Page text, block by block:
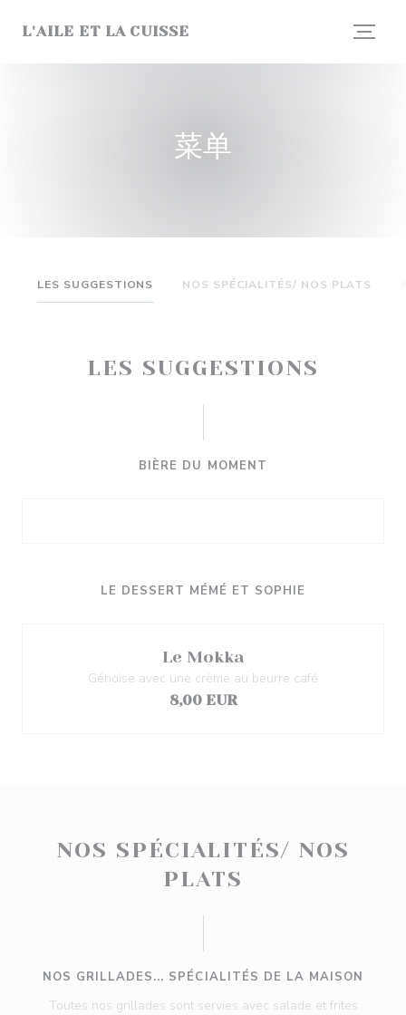
L'AILE ET LA CUISSE
菜单
LES SUGGESTIONS NOS SPÉCIALITÉS/ NOS PLATS
LES SUGGESTIONS
BIÈRE DU MOMENT
LE DESSERT MÉMÉ ET SOPHIE
Le Mokka
Génoise avec une crème au beurre café
8,00 EUR
NOS SPÉCIALITÉS/ NOS
PLATS
NOS GRILLADES... SPÉCIALITÉS DE LA MAISON
Toutes nos grillades sont servies avec salade et frites